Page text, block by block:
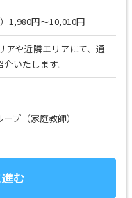
1,980円～10,010円
や近隣エリアにて、通
いたします。
プ（家庭教師）
む